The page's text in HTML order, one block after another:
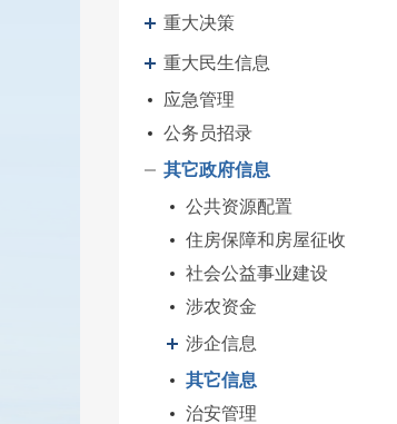
重大决策
重大民生信息
应急管理
公务员招录
其它政府信息
公共资源配置
住房保障和房屋征收
社会公益事业建设
涉农资金
涉企信息
其它信息
治安管理